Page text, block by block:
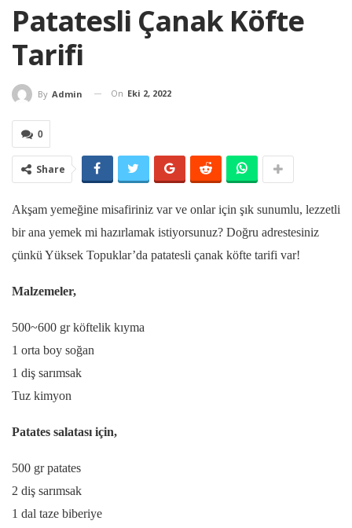
Patatesli Çanak Köfte
Tarifi
By Admin On Eki 2, 2022
0
Share
Akşam yemeğine misafiriniz var ve onlar için şık sunumlu, lezzetli
bir ana yemek mi hazırlamak istiyorsunuz? Doğru adrestesiniz
çünkü Yüksek Topuklar’da patatesli çanak köfte tarifi var!
Malzemeler,
500~600 gr köftelik kıyma
1 orta boy soğan
1 diş sarımsak
Tuz kimyon
Patates salatası için,
500 gr patates
2 diş sarımsak
1 dal taze biberiye